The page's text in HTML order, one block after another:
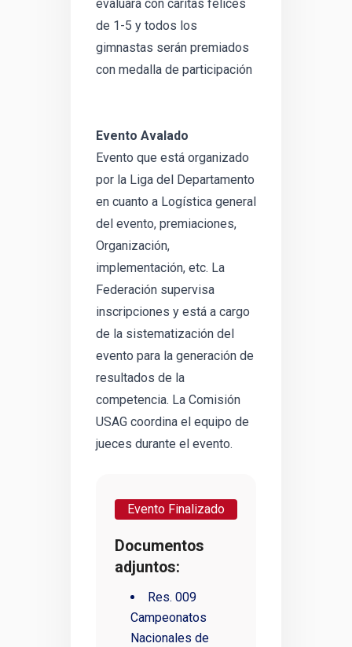
evaluará con caritas felices
de 1-5 y todos los
gimnastas serán premiados
con medalla de participación
Evento Avalado
Evento que está organizado
por la Liga del Departamento
en cuanto a Logística general
del evento, premiaciones,
Organización,
implementación, etc. La
Federación supervisa
inscripciones y está a cargo
de la sistematización del
evento para la generación de
resultados de la
competencia. La Comisión
USAG coordina el equipo de
jueces durante el evento.
Evento Finalizado
Documentos
adjuntos:
Res. 009
Campeonatos
Nacionales de